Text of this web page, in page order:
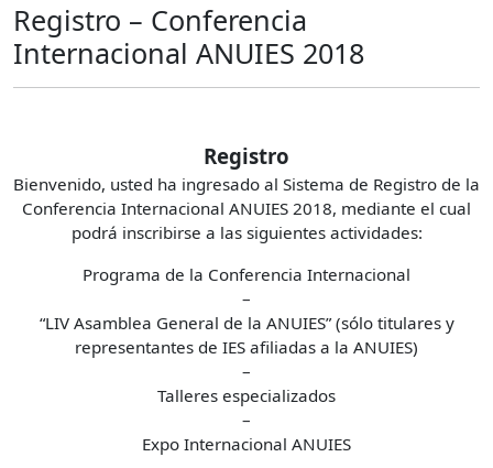
Registro – Conferencia
Internacional ANUIES 2018
Registro
Bienvenido, usted ha ingresado al Sistema de Registro de la
Conferencia Internacional ANUIES 2018, mediante el cual
podrá inscribirse a las siguientes actividades:
Programa de la Conferencia Internacional
–
“LIV Asamblea General de la ANUIES” (sólo titulares y
representantes de IES afiliadas a la ANUIES)
–
Talleres especializados
–
Expo Internacional ANUIES